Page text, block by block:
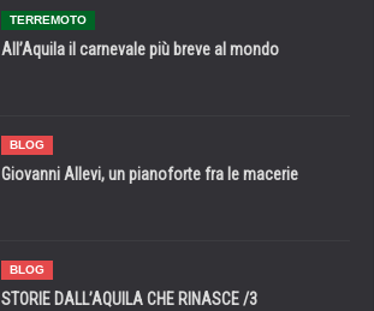
TERREMOTO
All’Aquila il carnevale più breve al mondo
BLOG
Giovanni Allevi, un pianoforte fra le macerie
BLOG
STORIE DALL’AQUILA CHE RINASCE /3